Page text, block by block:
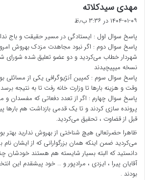
و یا در مرتبت بعد دکتر سیدی ،آور،.
توانست توجیه پذیر تر باشد تا مزدک
به هر حال از دوستان رسانه ای انتظار
این چنینی با خرد جمعی بیشتری رفتار
پرسش های افکار عمومی چیزی برای
سوالاتی همچون:
۱)فاکتورهای این انتخاب چه بوده است؟
۲)این آقا کدام مساله امنیتی و خلاف
است؟
مهدی سیدکلاته
:
۱۴۰۴-۰۱-۰۹ در ۳:۳۶ ب٫ظ
پاسخ سوال اول : ایستادگی در مسیر حقیقت و باج
پاسخ سوال دوم : اگر نبود مجاهدت مزدک بهروش
شهردار خطاب می‌کردید و دو عضو تعلیق شده شورای
نسخه میپیچیدند
پاسخ سوال سوم : کمپین آنژیوگرافی یکی از مسائلی
وقت و هزینه بارها تا وزارت خانه رفت تا به نتیجه برسد
پاسخ سوال چهارم : اگر از تعدد دفعاتی که مفسدان و
پرونده سازی کردند و تا یک قدمی بازداشت هم بارها
قبل از قضاوت ، تحقیق می‌کردید.
ظاهرا حضرتعالی هیچ شناختی از بهروش ندارید بهتر
می‌کردید ضمن اینکه همان بزرگوارانی که از ایشان
دانستید که البته بسیار شایسته هم هستند خودشان
آقایان پیرا ، ایزدی ، مرادپور و … خود پیشقدم این
بودند .